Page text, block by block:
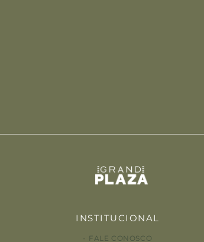
INSTITUCIONAL
FALE CONOSCO